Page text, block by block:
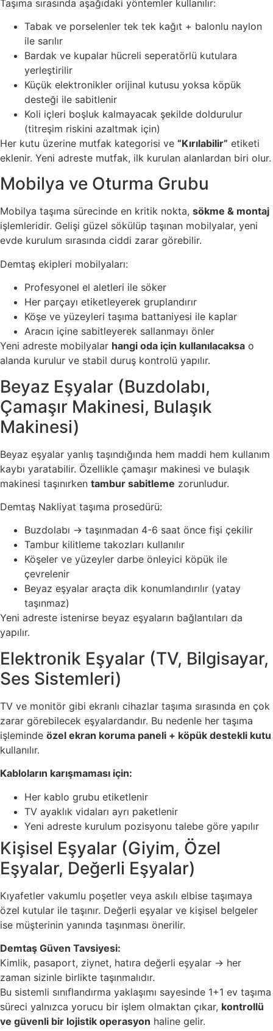
Taşıma sırasında aşağıdaki yöntemler kullanılır:
Tabak ve porselenler tek tek kağıt + balonlu naylon
ile sarılır
Bardak ve kupalar hücreli seperatörlü kutulara
yerleştirilir
Küçük elektronikler orijinal kutusu yoksa köpük
desteği ile sabitlenir
Koli içleri boşluk kalmayacak şekilde doldurulur
(titreşim riskini azaltmak için)
Her kutu üzerine mutfak kategorisi ve “Kırılabilir” etiketi
eklenir. Yeni adreste mutfak, ilk kurulan alanlardan biri olur.
Mobilya ve Oturma Grubu
Mobilya taşıma sürecinde en kritik nokta, sökme & montaj
işlemleridir. Gelişi güzel sökülüp taşınan mobilyalar, yeni
evde kurulum sırasında ciddi zarar görebilir.
Demtaş ekipleri mobilyaları:
Profesyonel el aletleri ile söker
Her parçayı etiketleyerek gruplandırır
Köşe ve yüzeyleri taşıma battaniyesi ile kaplar
Aracın içine sabitleyerek sallanmayı önler
Yeni adreste mobilyalar hangi oda için kullanılacaksa o
alanda kurulur ve stabil duruş kontrolü yapılır.
Beyaz Eşyalar (Buzdolabı,
Çamaşır Makinesi, Bulaşık
Makinesi)
Beyaz eşyalar yanlış taşındığında hem maddi hem kullanım
kaybı yaratabilir. Özellikle çamaşır makinesi ve bulaşık
makinesi taşınırken tambur sabitleme zorunludur.
Demtaş Nakliyat taşıma prosedürü:
Buzdolabı → taşınmadan 4-6 saat önce fişi çekilir
Tambur kilitleme takozları kullanılır
Köşeler ve yüzeyler darbe önleyici köpük ile
çevrelenir
Beyaz eşyalar araçta dik konumlandırılır (yatay
taşınmaz)
Yeni adreste istenirse beyaz eşyaların bağlantıları da
yapılır.
Elektronik Eşyalar (TV, Bilgisayar,
Ses Sistemleri)
TV ve monitör gibi ekranlı cihazlar taşıma sırasında en çok
zarar görebilecek eşyalardandır. Bu nedenle her taşıma
işleminde özel ekran koruma paneli + köpük destekli kutu
kullanılır.
Kabloların karışmaması için:
Her kablo grubu etiketlenir
TV ayaklık vidaları ayrı paketlenir
Yeni adreste kurulum pozisyonu talebe göre yapılır
Kişisel Eşyalar (Giyim, Özel
Eşyalar, Değerli Eşyalar)
Kıyafetler vakumlu poşetler veya askılı elbise taşımaya
özel kutular ile taşınır. Değerli eşyalar ve kişisel belgeler
ise müşterinin yanında taşınması önerilir.
Demtaş Güven Tavsiyesi:
Kimlik, pasaport, ziynet, hatıra değerli eşyalar → her
zaman sizinle birlikte taşınmalıdır.
Bu sistemli sınıflandırma yaklaşımı sayesinde 1+1 ev taşıma
süreci yalnızca yorucu bir işlem olmaktan çıkar, kontrollü
ve güvenli bir lojistik operasyon haline gelir.